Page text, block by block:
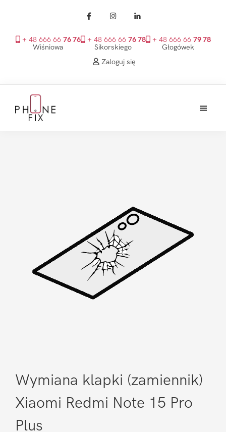
+ 48 666 66 76 76
Wiśniowa
+ 48 666 66 76 78
Sikorskiego
+ 48 666 66 79 78
Głogówek
Zaloguj się
głównego
Wymiana klapki (zamiennik)
Xiaomi Redmi Note 15 Pro
Plus